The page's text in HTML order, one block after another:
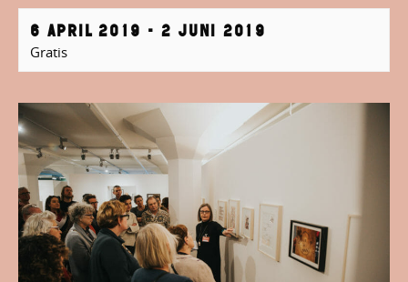
6 april 2019 - 2 juni 2019
Gratis